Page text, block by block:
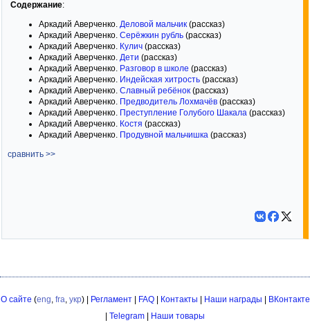
Содержание:
Аркадий Аверченко. Деловой мальчик (рассказ)
Аркадий Аверченко. Серёжкин рубль (рассказ)
Аркадий Аверченко. Кулич (рассказ)
Аркадий Аверченко. Дети (рассказ)
Аркадий Аверченко. Разговор в школе (рассказ)
Аркадий Аверченко. Индейская хитрость (рассказ)
Аркадий Аверченко. Славный ребёнок (рассказ)
Аркадий Аверченко. Предводитель Лохмачёв (рассказ)
Аркадий Аверченко. Преступление Голубого Шакала (рассказ)
Аркадий Аверченко. Костя (рассказ)
Аркадий Аверченко. Продувной мальчишка (рассказ)
сравнить >>
О сайте (eng, fra, укр) | Регламент| FAQ| Контакты Наши награды
ВКонтакте
Telegram Наши товары